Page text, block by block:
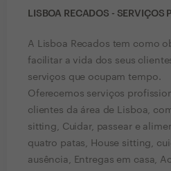
LISBOA RECADOS - SERVIÇOS
A Lisboa Recados tem como
facilitar a vida dos seus
serviços que ocupam tempo.
Oferecemos serviços
clientes da área de Lisboa,
sitting, Cuidar, passear e
quatro patas, House sitting,
ausência, Entregas em casa,